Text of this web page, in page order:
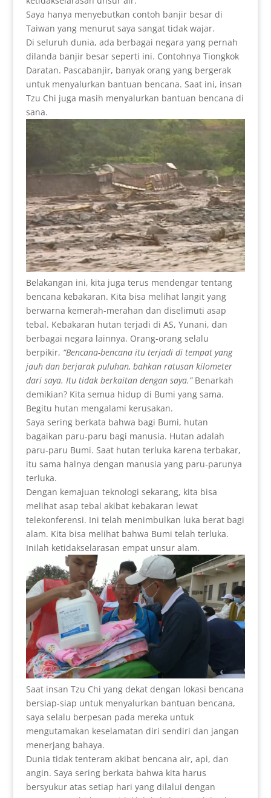
Saya hanya menyebutkan contoh banjir besar di
Taiwan yang menurut saya sangat tidak wajar.
Di seluruh dunia, ada berbagai negara yang pernah
dilanda banjir besar seperti ini. Contohnya Tiongkok
Daratan. Pascabanjir, banyak orang yang bergerak
untuk menyalurkan bantuan bencana. Saat ini, insan
Tzu Chi juga masih menyalurkan bantuan bencana di
sana.
Belakangan ini, kita juga terus mendengar tentang
bencana kebakaran. Kita bisa melihat langit yang
berwarna kemerah-merahan dan diselimuti asap
tebal. Kebakaran hutan terjadi di AS, Yunani, dan
berbagai negara lainnya. Orang-orang selalu
berpikir, “Bencana-bencana itu terjadi di tempat yang
jauh dan berjarak puluhan, bahkan ratusan kilometer
dari saya. Itu tidak berkaitan dengan saya.”Benarkah
demikian? Kita semua hidup di Bumi yang sama.
Begitu hutan mengalami kerusakan.
Saya sering berkata bahwa bagi Bumi, hutan
bagaikan paru-paru bagi manusia. Hutan adalah
paru-paru Bumi. Saat hutan terluka karena terbakar,
itu sama halnya dengan manusia yang paru-parunya
terluka.
Dengan kemajuan teknologi sekarang, kita bisa
melihat asap tebal akibat kebakaran lewat
telekonferensi. Ini telah menimbulkan luka berat bagi
alam. Kita bisa melihat bahwa Bumi telah terluka.
Inilah ketidakselarasan empat unsur alam.
Saat insan Tzu Chi yang dekat dengan lokasi bencana
bersiap-siap untuk menyalurkan bantuan bencana,
saya selalu berpesan pada mereka untuk
mengutamakan keselamatan diri sendiri dan jangan
menerjang bahaya.
Dunia tidak tenteram akibat bencana air, api, dan
angin. Saya sering berkata bahwa kita harus
bersyukur atas setiap hari yang dilalui dengan